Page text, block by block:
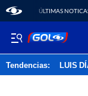
ÚLTIMAS
Tendencias: LUIS